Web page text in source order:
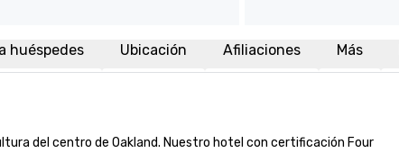
huéspedes Ubicación Afiliaciones Más
del centro de Oakland. Nuestro hotel con certificación Four